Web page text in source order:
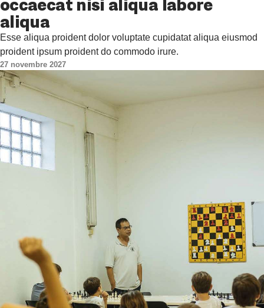
occaecat nisi aliqua labore
aliqua
Esse aliqua proident dolor voluptate cupidatat aliqua eiusmod
proident ipsum proident do commodo irure.
27 novembre 2027